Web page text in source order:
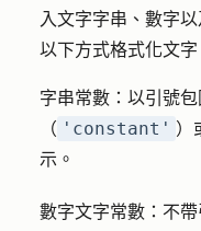
入文字字串、數字
以下方式格式化文
字串常數 ：以引號
（ 'constant' ）
示。
數字文字常數 ：不